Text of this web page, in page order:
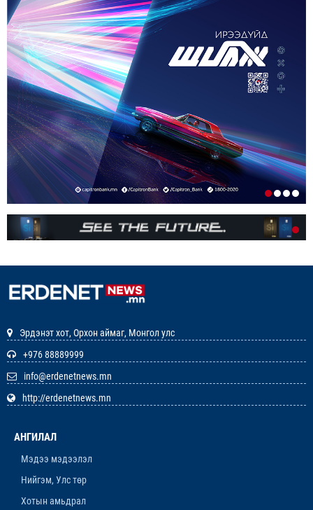
ШИЛЖҮҮЛНЭ
1-р сар. 19, 2026, 10:54 a.m.
ТЭТГЭВРИЙН ЗЭЭЛИЙН ХҮҮГ БУУРУУЛАХ,
УРТАСГАХ ЧИГЛЭЛЭЭР АЖИЛЛАНА
1-р сар. 19, 2026, 10:52 a.m.
ИРГЭДИЙН НЭРИЙН ДАНСНЫ
ХУРИМТЛАЛЫГ НЭГ САЯД ХҮРГЭНЭ
1-р сар. 19, 2026, 10:48 a.m.
ЭНЭ ЖИЛ БҮХ НИЙТЭЭРЭЭ 15 ХОНОГ АМРАХ
НЬ
1-р сар. 7, 2026, 3:41 p.m.
ШАГНАЛ ХҮРТЛЭЭ
ЗАРЛАЛ
12-р сар. 19, 2025, 3:20 p.m.
Эрдэнэт хот, Орхон аймаг, Монгол улс
+976 88889999
info@erdenetnews.mn
http://erdenetnews.mn
АНГИЛАЛ
Мэдээ мэдээлэл
Нийгэм, Улс төр
Хотын амьдрал